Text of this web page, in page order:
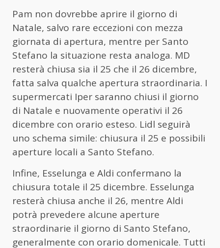
Pam non dovrebbe aprire il giorno di
Natale, salvo rare eccezioni con mezza
giornata di apertura, mentre per Santo
Stefano la situazione resta analoga. MD
resterà chiusa sia il 25 che il 26 dicembre,
fatta salva qualche apertura straordinaria. I
supermercati Iper saranno chiusi il giorno
di Natale e nuovamente operativi il 26
dicembre con orario esteso. Lidl seguirà
uno schema simile: chiusura il 25 e possibili
aperture locali a Santo Stefano.
Infine, Esselunga e Aldi confermano la
chiusura totale il 25 dicembre. Esselunga
resterà chiusa anche il 26, mentre Aldi
potrà prevedere alcune aperture
straordinarie il giorno di Santo Stefano,
generalmente con orario domenicale. Tutti